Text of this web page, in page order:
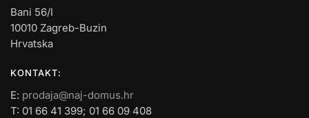
Bani 56/I
10010 Zagreb-Buzin
Hrvatska
KONTAKT:
E: prodaja@naj-domus.hr
T: 01 66 41 399; 01 66 09 408